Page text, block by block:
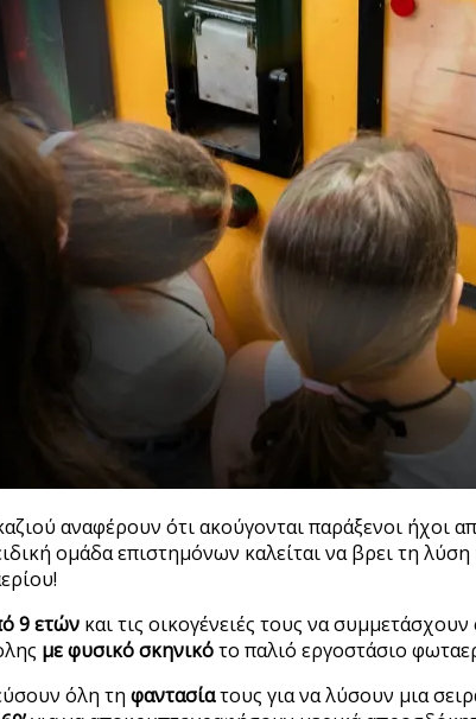
αναφέρουν ότι ακούγονται παράξενοι ήχοι
ομάδα επιστημόνων καλείται να βρει τη λύση
9 ετών και τις οικογένειές τους να συμμετάσχουν
μεφυσικό σκηνικότο παλιό εργοστάσιο
όλη τη φαντασίατους για να λύσουν μια